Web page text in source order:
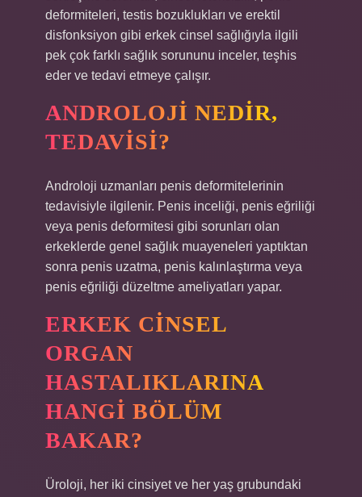
deformiteleri, testis bozuklukları ve erektil
disfonksiyon gibi erkek cinsel sağlığıyla ilgili
pek çok farklı sağlık sorununu inceler, teşhis
eder ve tedavi etmeye çalışır.
ANDROLOJI NEDIR,
TEDAVISI?
Androloji uzmanları penis deformitelerinin
tedavisiyle ilgilenir. Penis inceliği, penis eğriliği
veya penis deformitesi gibi sorunları olan
erkeklerde genel sağlık muayeneleri yaptıktan
sonra penis uzatma, penis kalınlaştırma veya
penis eğriliği düzeltme ameliyatları yapar.
ERKEK CINSEL
ORGAN
HASTALIKLARINA
HANGI BÖLÜM
BAKAR?
Üroloji, her iki cinsiyet ve her yaş grubundaki